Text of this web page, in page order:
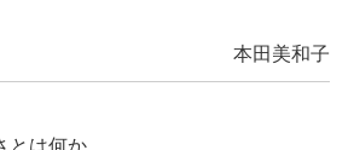
本田美和子
とは何か